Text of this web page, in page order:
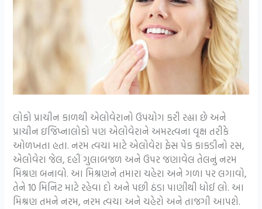
લોકો પ્રાચીન કાળથી એલોવેરાનો ઉપયોગ કરી રહ્યા છે અને
પ્રાચીન ઇજિપ્નાલોકો પણ એલોવેરાને અમરત્વના વૃક્ષ તરીકે
ઓળખતા હતા. નરમ ત્વચા માટે એલોવેરા ફેસ પેક કાકડીનો રસ,
એલોવેરા જેલ, દહીં ગુલાબજળ અને ઉપર જણાવેલ તેલનું નરમ
મિશ્રણ બનાવો. આ મિશ્રણને તમારા ચહેરા અને ગળા પર લગાવો,
તેને 10 મિનિટ માટે રહેવા દો અને પછી ઠંડા પાણીથી ધોઈ લો. આ
મિશ્રણ તમને નરમ, નરમ ત્વચા અને ચહેરો અને તાજગી આપશે.